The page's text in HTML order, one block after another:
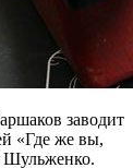
заводит
«Где же вы,
Шульженко.